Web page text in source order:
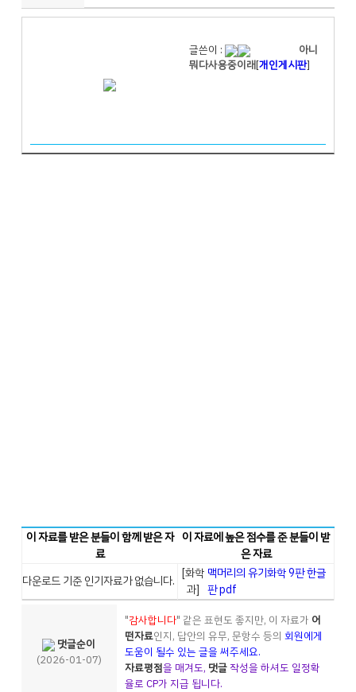
글쓴이 :
아니
뭐다사용중이래[개인게시판]
이 자료를 받은 분들이 함께 받은 자
료
이 자료에 높은 점수를 준 분들이 받
은 자료
다운로드 기준 인기자료가 없습니다. [화학
과]
맥머리의 유기화학 9판 한글
판 pdf
댓글순이
(2026-01-07)
"감사합니다" 같은 표현도 좋지만, 이 자료가 어
떤자료인지, 답안의 유무, 문항수 등의 회원에게
도움이 될수 있는 글을 써주세요.
자료평점을 매겨도, 댓글작성을 하셔도 일정확
율로 CP가 지급 됩니다.